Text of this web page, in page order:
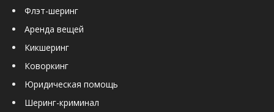
Флэт-шеринг
Аренда вещей
Кикшеринг
Коворкинг
Юридическая помощь
Шеринг-криминал